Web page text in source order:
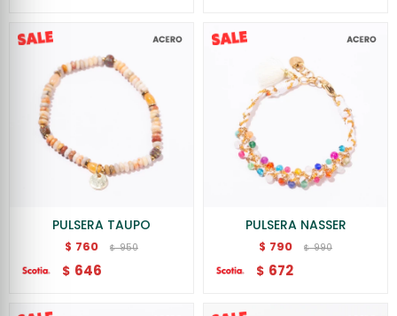
PULSERA TAUPO
$ 760 $ 950
$ 646
PULSERA NASSER
$ 790 $ 990
$ 672